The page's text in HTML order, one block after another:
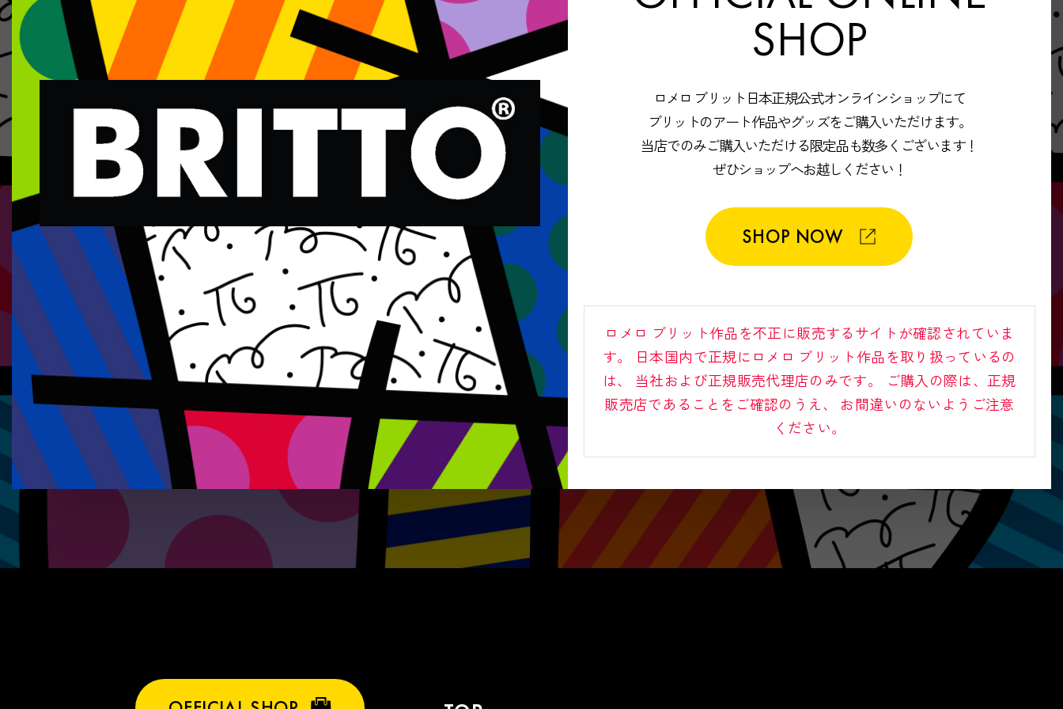
SHOP
ロメロ ブリット日本正規公式オンラインショップにて
ブリットのアート作品やグッズをご購入いただけます。
当店でのみご購入いただける限定品も数多くございます！
ぜひショップへお越しください！
SHOP NOW
ロメロ ブリット作品を不正に販売するサイトが確認されていま
す。
日本国内で正規にロメロ ブリット作品を取り扱っているの
は、
当社および正規販売代理店のみです。
ご購入の際は、正規
販売店であることをご確認のうえ、
お間違いのないようご注意
ください。